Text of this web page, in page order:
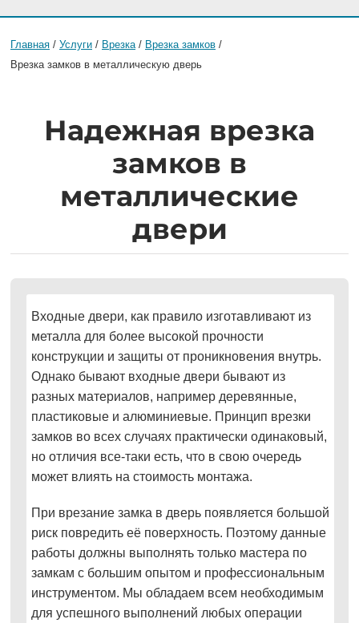
Главная / Услуги / Врезка / Врезка замков /
Врезка замков в металлическую дверь
Надежная врезка
замков в
металлические
двери
Входные двери, как правило изготавливают из
металла для более высокой прочности
конструкции и защиты от проникновения внутрь.
Однако бывают входные двери бывают из
разных материалов, например деревянные,
пластиковые и алюминиевые. Принцип врезки
замков во всех случаях практически одинаковый,
но отличия все-таки есть, что в свою очередь
может влиять на стоимость монтажа.
При врезание замка в дверь появляется большой
риск повредить её поверхность. Поэтому данные
работы должны выполнять только мастера по
замкам с большим опытом и профессиональным
инструментом. Мы обладаем всем необходимым
для успешного выполнений любых операции